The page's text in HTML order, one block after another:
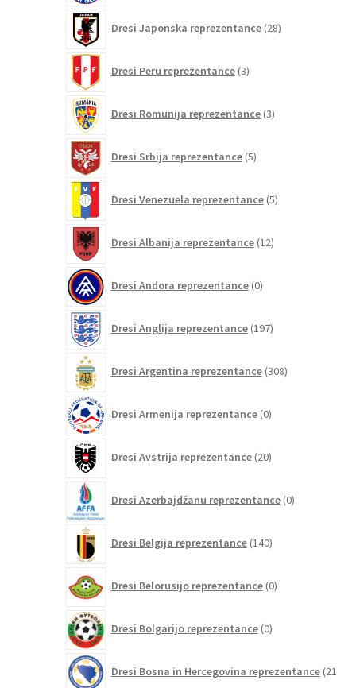
Dresi Japonska reprezentance 28izdelkov
Dresi Peru reprezentance 3izdelki
Dresi Romunija reprezentance 3izdelki
Dresi Srbija reprezentance 5izdelkov
Dresi Venezuela reprezentance 5izdelkov
Dresi Albanija reprezentance 12izdelkov
Dresi Andora reprezentance 0izdelkov
Dresi Anglija reprezentance 197izdelkov
Dresi Argentina reprezentance 308izdelkov
Dresi Armenija reprezentance 0izdelkov
Dresi Avstrija reprezentance 20izdelkov
Dresi Azerbajdžanu reprezentance 0izdelkov
Dresi Belgija reprezentance 140izdelkov
Dresi Belorusijo reprezentance 0izdelkov
Dresi Bolgarijo reprezentance 0izdelkov
Dresi Bosna in Hercegovina reprezentance 21